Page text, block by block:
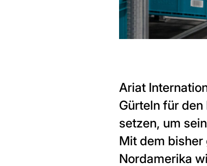
Ariat
Gürteln für
setzen, um
Mit dem
Nordamerika